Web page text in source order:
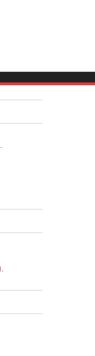
.